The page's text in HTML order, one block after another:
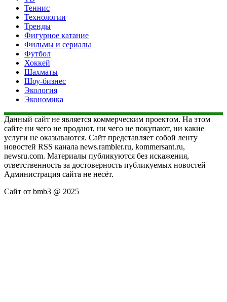
Теннис
Технологии
Тренды
Фигурное катание
Фильмы и сериалы
Футбол
Хоккей
Шахматы
Шоу-бизнес
Экология
Экономика
Данный сайт не является коммерческим проектом. На этом
сайте ни чего не продают, ни чего не покупают, ни какие
услуги не оказываются. Сайт представляет собой ленту
новостей RSS канала news.rambler.ru, kommersant.ru,
newsru.com. Материалы публикуются без искажения,
ответственность за достоверность публикуемых новостей
Администрация сайта не несёт.
Сайт от bmb3 @ 2025